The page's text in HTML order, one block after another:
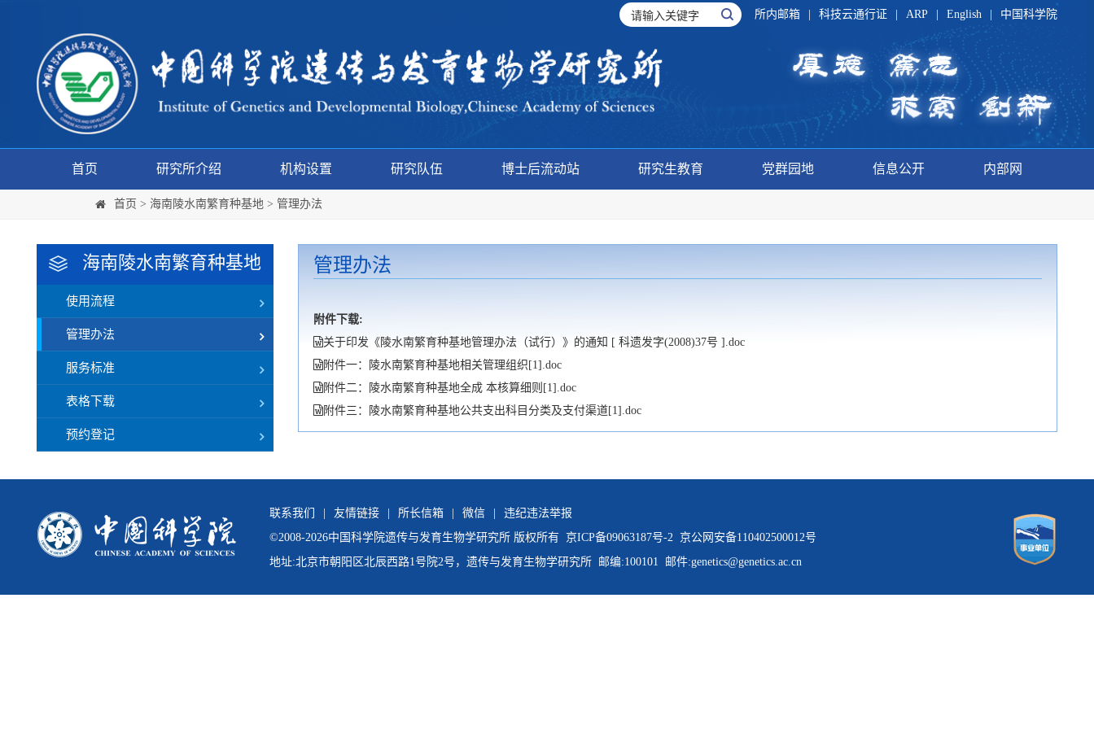
所内邮箱 科技云通行证 ARP English 中国科学院
首页 研究所介绍 机构设置 研究队伍 博士后流动站 研究生教育 党群园地 信息公开 内部网
首页 > 海南陵水南繁育种基地 > 管理办法
海南陵水南繁育种基地
使用流程
管理办法
服务标准
表格下载
预约登记
管理办法
附件下载:
关于印发《陵水南繁育种基地管理办法（试行）》的通知 [ 科遗发字(2008)37号 ].doc
附件一：陵水南繁育种基地相关管理组织[1].doc
附件二：陵水南繁育种基地全成 本核算细则[1].doc
附件三：陵水南繁育种基地公共支出科目分类及支付渠道[1].doc
联系我们 友情链接 所长信箱 微信
违纪违法举报
©2008-2026中国科学院遗传与发育生物学研究所 版权所有 京ICP备09063187号-2京公网安备110402500012号
地址:北京市朝阳区北辰西路1号院2号，遗传与发育生物学研究所 邮编:100101 邮件:genetics@genetics.ac.cn